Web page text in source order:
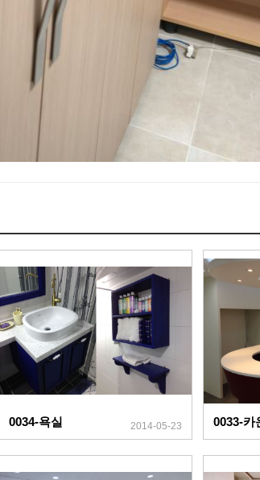
0034-욕실 2014-05-23